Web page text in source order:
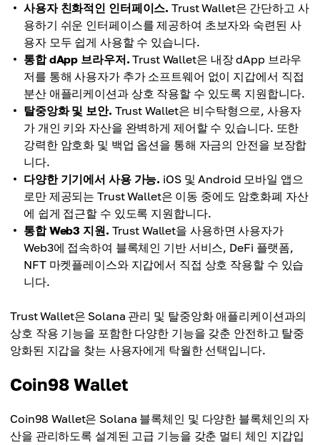
사용자 친화적인 인터페이스. Trust Wallet은 간단하고 사
용하기 쉬운 인터페이스를 제공하여 초보자와 숙련된 사
용자 모두 쉽게 사용할 수 있습니다.
통합 dApp 브라우저. Trust Wallet은 내장 dApp 브라우
저를 통해 사용자가 추가 소프트웨어 없이 지갑에서 직접
분산 애플리케이션과 상호 작용할 수 있도록 지원합니다.
탈중앙화 및 보안. Trust Wallet은 비수탁형으로, 사용자
가 개인 키와 자산을 완벽하게 제어할 수 있습니다. 또한
강력한 암호화 및 백업 옵션을 통해 자금의 안전을 보장합
니다.
다양한 기기에서 사용 가능. iOS 및 Android 모바일 앱으
로만 제공되는 Trust Wallet은 이동 중에도 암호화폐 자산
에 쉽게 접근할 수 있도록 지원합니다.
통합 Web3 지원. Trust Wallet을 사용하면 사용자가
Web3에 접속하여 블록체인 기반 서비스, DeFi 플랫폼,
NFT 마켓플레이스와 지갑에서 직접 상호 작용할 수 있습
니다.
Trust Wallet은 Solana 관리 및 탈중앙화 애플리케이션과의
상호 작용 기능을 포함한 다양한 기능을 갖춘 안전하고 탈중
앙화된 지갑을 찾는 사용자에게 탁월한 선택입니다.
Coin98 Wallet
Coin98 Wallet은 Solana 블록체인 및 다양한 블록체인의 자
산을 관리하도록 설계된 고급 기능을 갖춘 멀티 체인 지갑입